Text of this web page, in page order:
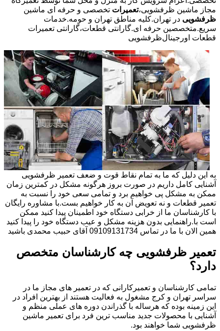
مجاز ماشین ظرفشویی،تعمیرات تخصصی و حرفه ای ماشین
ظرفشویی در تهران.کلیه مناطق تهران و حومه.خدمات
سریع.متخصصین حرفه ای.گارانتی قطعات،گارانتی تعمیرات
قطعات اورجینالظرفشویی
به این دلیل که ما به تمام نقاط قوت و ضعف تعمیر ظرفشویی
آشنایی کامل داریم در صورت بروز هرگونه مشکل در کمترین زمان
ممکن به مشکل پی خواهیم برد و تمامی سعی خود را نسبت به
تعمیر قطعات و نه تعویض آن به کار خواهیم بست.با مشاوره رایگان
با کارشناسان ما از خرابی دستگاه خود اطمینان پیدا کنید ممکن
است با.راهنمایی بدون هزینه مشکل و عیب دستگاه خود را پیدا کنید
همین الان با ما در تماس 09109131734 آقای حبیب محمدی باشید
تعمیر ظرفشویی چه کارشناسان متخصص
دارد؟
تمامی کارشناسان و تعمیرکارانی که در تعمیر های مجاز ما در
سراسر تهران و کرج مشغول به فعالیت هستند از بهترین افراد در
این زمینه بوده که هرساله با گذراندن دوره های عملی منظم و
آشنایی با محصولات جدید مناسب ترین فرد برای تعمیر ماشین
ظرفشویی شما خواهند بود.